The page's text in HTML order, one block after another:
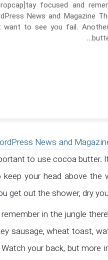
dropcap]tay focused and
News and Magazine
want to see you fail.
News and
to use cocoa butter.
your head above the
get out the shower, dry
in the jungle
sausage, wheat toast,
your back, but more